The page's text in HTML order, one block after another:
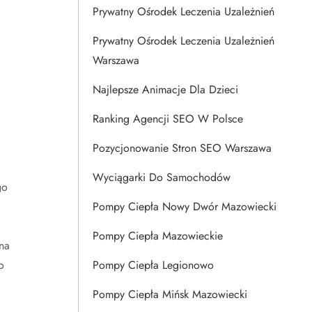
Prywatny Ośrodek Leczenia Uzależnień
Prywatny Ośrodek Leczenia Uzależnień
Warszawa
Najlepsze Animacje Dla Dzieci
Ranking Agencji SEO W Polsce
Pozycjonowanie Stron SEO Warszawa
Wyciągarki Do Samochodów
Pompy Ciepła Nowy Dwór Mazowiecki
Pompy Ciepła Mazowieckie
Pompy Ciepła Legionowo
Pompy Ciepła Mińsk Mazowiecki